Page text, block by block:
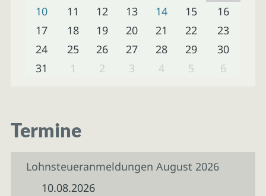
10
11 12 13 14 15
16
17
18 19 20 21 22
23
24
25 26 27 28 29
30
31
1 2 3 4 5 6
Termine
Lohnsteueranmeldungen August 2026
10.08.2026